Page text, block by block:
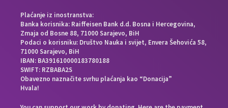
Plaćanje iz inostranstva:
Banka korisnika: Raiffeisen Bank d.d. Bosna i Hercegovina,
Zmaja od Bosne 88, 71000 Sarajevo, BiH
Podaci o korisniku: Društvo Nauka i svijet, Envera Šehovića 58,
71000 Sarajevo, BiH
IBAN: BA391610000183780188
SWIFT: RZBABA2S
Obavezno naznačite svrhu plaćanja kao “Donacija”
Hvala!